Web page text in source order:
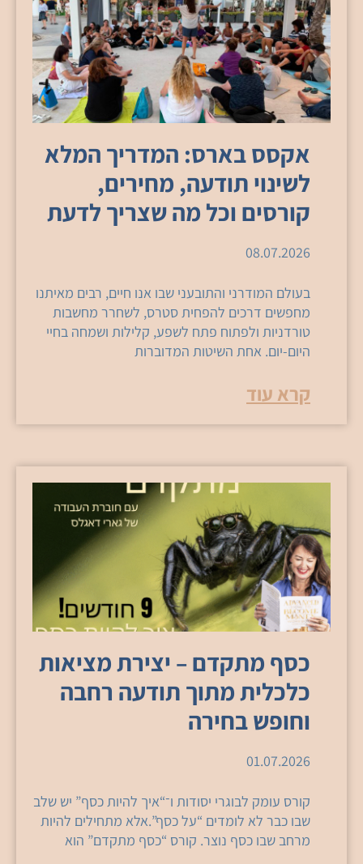
אקסס בארס: המדריך המלא
לשינוי תודעה, מחירים,
קורסים וכל מה שצריך לדעת
08.07.2026
בעולם המודרני והתובעני שבו אנו חיים, רבים מאיתנו
מחפשים דרכים להפחית סטרס, לשחרר מחשבות
טורדניות ולפתוח פתח לשפע, קלילות ושמחה בחיי
היום-יום. אחת השיטות המדוברות
קרא עוד
כסף מתקדם – יצירת מציאות
כלכלית מתוך תודעה רחבה
וחופש בחירה
01.07.2026
קורס עומק לבוגרי יסודות ו־“איך להיות כסף” יש שלב
שבו כבר לא לומדים “על כסף”.אלא מתחילים להיות
מרחב שבו כסף נוצר. קורס “כסף מתקדם” הוא